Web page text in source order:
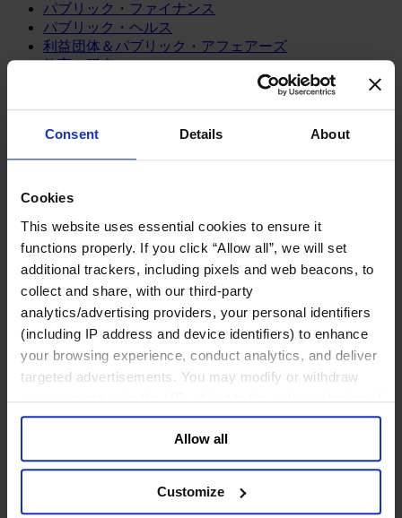
Consent Details About
Cookies
This website uses essential cookies to ensure it
functions properly. If you click “Allow all”, we will set
additional trackers, including pixels and web beacons, to
collect and share, with our third-party
analytics/advertising providers, your personal identifiers
(including IP address and device identifiers) to enhance
your browsing experience, conduct analytics, and deliver
targeted advertisements. You may modify or withdraw
your consent or, in the US, object to the sale or sharing of
your data for targeted advertising, by clicking “Do Not
Sell or Share My Personal Information” in the footer of
the website. You must opt-out of each device and each
browser. For additional information and retention terms
Allow all
Customize
パブリック・ファイナンス
パブリック・ヘルス
利益団体＆パブリック・アフェアーズ
教育＆研究
メディア/エンターテインメント/スポーツ
リテール、アパレル＆高級消費財
旅行・ホスピタリティ
消費財
製造業
エネルギー
化学・プロセス産業
機械・産業テクノロジー
自動車・輸送機器
鉱業・金属
アセットマネジメント